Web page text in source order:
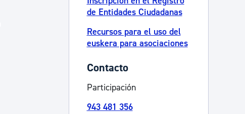
de Entidades Ciudadanas
Recursos para el uso del
euskera para asociaciones
Contacto
Participación
943 481 356